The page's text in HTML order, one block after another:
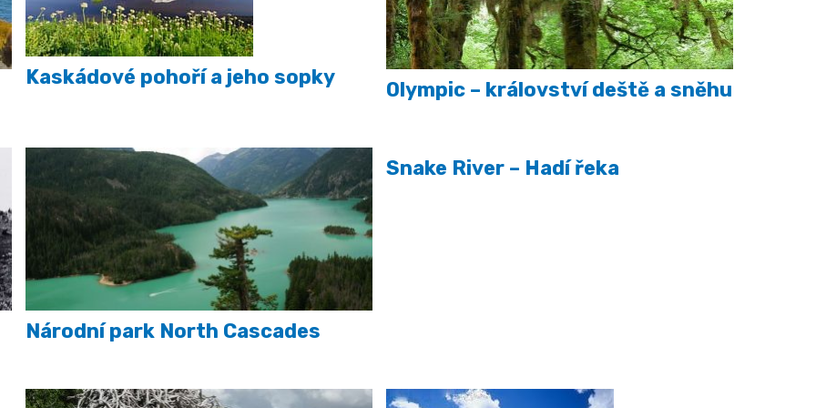
Kaskádové pohoří a jeho sopky
Olympic – království deště a sněhu
Národní park North Cascades
Snake River – Hadí řeka